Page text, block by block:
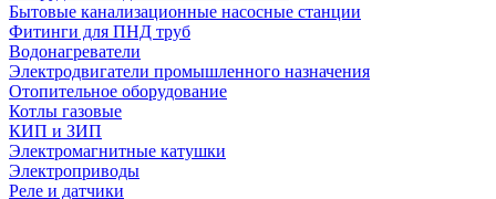
Бытовые канализационные насосные станции
Фитинги для ПНД труб
Водонагреватели
Электродвигатели промышленного назначения
Отопительное оборудование
Котлы газовые
КИП и ЗИП
Электромагнитные катушки
Электроприводы
Реле и датчики